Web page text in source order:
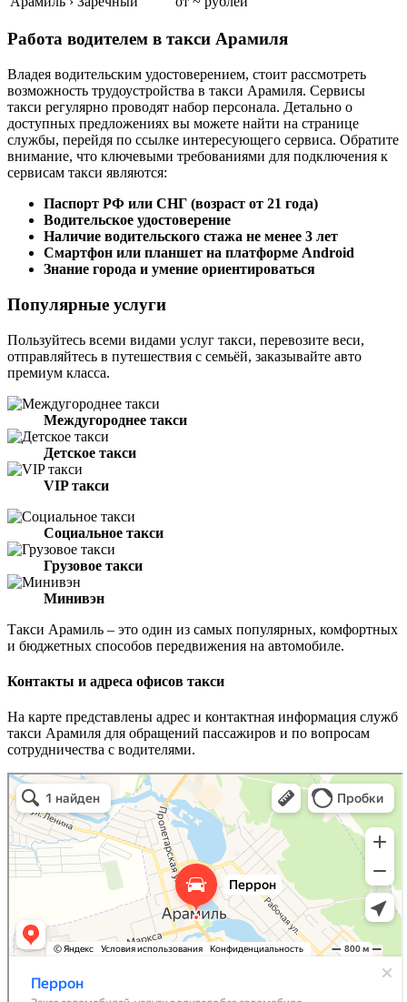
Работа водителем в такси Арамиля
Владея водительским удостоверением, стоит рассмотреть
возможность трудоустройства в такси Арамиля. Сервисы
такси регулярно проводят набор персонала. Детально о
доступных предложениях вы можете найти на странице
службы, перейдя по ссылке интересующего сервиса. Обратите
внимание, что ключевыми требованиями для подключения к
сервисам такси являются:
Паспорт РФ или СНГ (возраст от 21 года)
Водительское удостоверение
Наличие водительского стажа не менее 3 лет
Смартфон или планшет на платформе Android
Знание города и умение ориентироваться
Популярные услуги
Пользуйтесь всеми видами услуг такси, перевозите веси,
отправляйтесь в путешествия с семьёй, заказывайте авто
премиум класса.
Междугороднее такси
Детское такси
VIP такси
Социальное такси
Грузовое такси
Минивэн
Такси Арамиль – это один из самых популярных, комфортных
и бюджетных способов передвижения на автомобиле.
Контакты и адреса офисов такси
На карте представлены адрес и контактная информация служб
такси Арамиля для обращений пассажиров и по вопросам
сотрудничества с водителями.